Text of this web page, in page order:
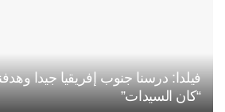
فيلدا: درسنا جنوب إفريقيا جيدا
“كان السيدات”